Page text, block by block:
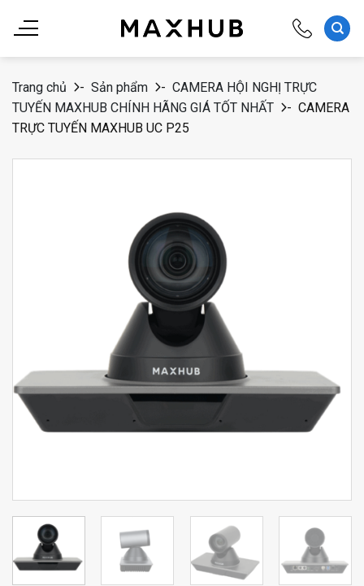
đến
Trang chủ
- Sản phẩm - CAMERA HỘI NGHỊ TRỰC
TUYẾN MAXHUB CHÍNH HÃNG GIÁ TỐT NHẤT
- CAMERA
TRỰC TUYẾN MAXHUB UC P25